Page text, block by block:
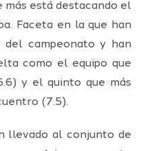
más está destacando el
Faceta en la que han
campeonato y han
como el equipo que
y el quinto que más
(7.5).
llevado al conjunto de